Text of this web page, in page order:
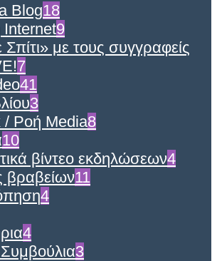
Blog18
9
με τους συγγραφείς
7
41
3
/ Ροή Media8
10
βίντεο εκδηλώσεων4
βραβείων11
4
4
3